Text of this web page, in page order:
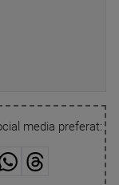
media preferat: